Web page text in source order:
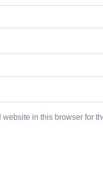
in this browser for